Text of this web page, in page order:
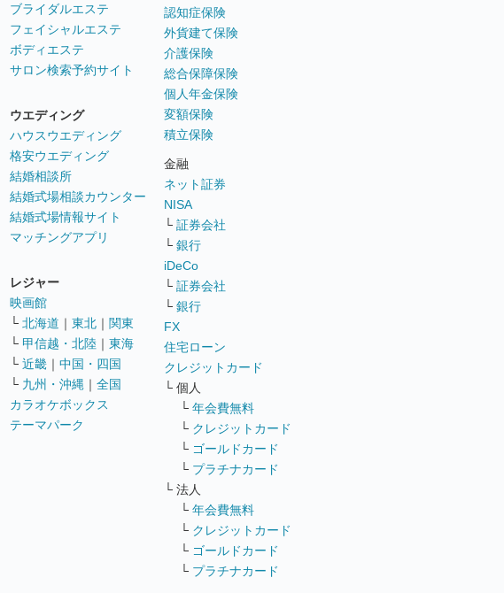
ブライダルエステ
フェイシャルエステ
ボディエステ
サロン検索予約サイト
ウエディング
ハウスウエディング
格安ウエディング
結婚相談所
結婚式場相談カウンター
結婚式場情報サイト
マッチングアプリ
レジャー
映画館
└ 北海道 ｜ 東北 ｜ 関東
└ 甲信越・北陸 ｜ 東海
└ 近畿 ｜ 中国・四国
└ 九州・沖縄 ｜ 全国
カラオケボックス
テーマパーク
認知症保険
外貨建て保険
介護保険
総合保障保険
個人年金保険
変額保険
積立保険
金融
ネット証券
NISA
└ 証券会社
└ 銀行
iDeCo
└ 証券会社
└ 銀行
FX
住宅ローン
クレジットカード
└ 個人
└ 年会費無料
└ クレジットカード
└ ゴールドカード
└ プラチナカード
└ 法人
└ 年会費無料
└ クレジットカード
└ ゴールドカード
└ プラチナカード